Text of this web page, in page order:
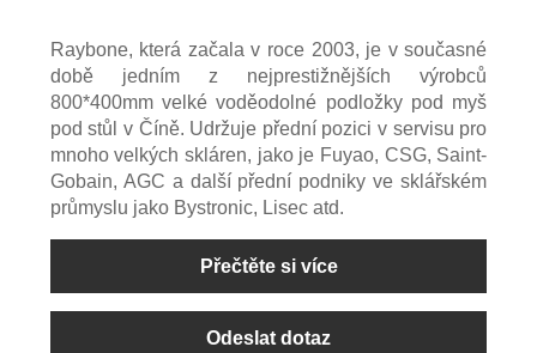
Raybone, která začala v roce 2003, je v současné
době jedním z nejprestižnějších výrobců
800*400mm velké voděodolné podložky pod myš
pod stůl v Číně. Udržuje přední pozici v servisu pro
mnoho velkých skláren, jako je Fuyao, CSG, Saint-
Gobain, AGC a další přední podniky ve sklářském
průmyslu jako Bystronic, Lisec atd.
Přečtěte si více
Odeslat dotaz